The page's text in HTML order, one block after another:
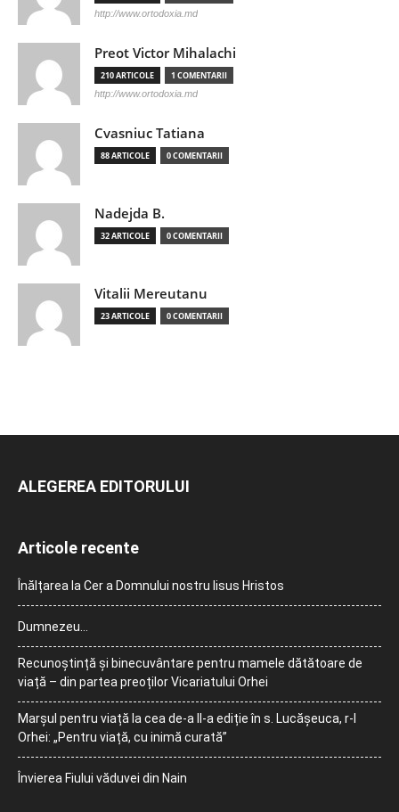
http://www.ortodoxia.md
Preot Victor Mihalachi
210 ARTICOLE 1 COMENTARII
http://www.ortodoxia.md
Cvasniuc Tatiana
88 ARTICOLE 0 COMENTARII
Nadejda B.
32 ARTICOLE 0 COMENTARII
Vitalii Mereutanu
23 ARTICOLE 0 COMENTARII
ALEGEREA EDITORULUI
Articole recente
Înălțarea la Cer a Domnului nostru Iisus Hristos
Dumnezeu…
Recunoștință și binecuvântare pentru mamele dătătoare de
viață – din partea preoților Vicariatului Orhei
Marșul pentru viață la cea de-a II-a ediție în s. Lucășeuca, r-l
Orhei: „Pentru viață, cu inimă curată”
Învierea Fiului văduvei din Nain